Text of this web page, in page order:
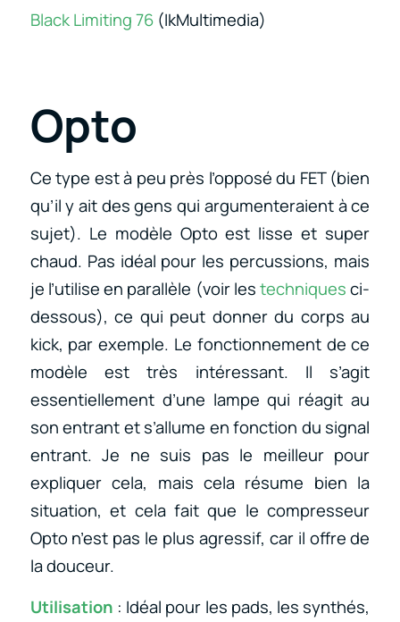
Black Limiting 76(IkMultimedia)
Opto
Ce type est à peu près l’opposé du FET (bien
qu’il y ait des gens qui argumenteraient à ce
sujet). Le modèle Opto est lisse et super
chaud. Pas idéal pour les percussions, mais
je l’utilise en parallèle (voir lestechniquesci-
dessous), ce qui peut donner du corps au
kick, par exemple. Le fonctionnement de ce
modèle est très intéressant. Il s’agit
essentiellement d’une lampe qui réagit au
son entrant et s’allume en fonction du signal
entrant. Je ne suis pas le meilleur pour
expliquer cela, mais cela résume bien la
situation, et cela fait que le compresseur
Opto n’est pas le plus agressif, car il offre de
la douceur.
Utilisation : Idéal pour les pads, les synthés,